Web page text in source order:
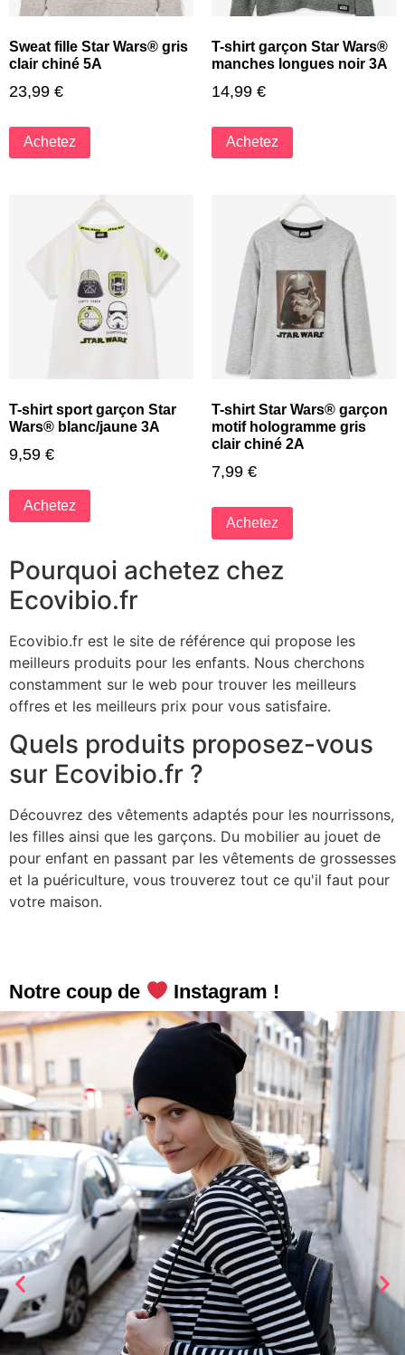
Sweat fille Star Wars® gris
clair chiné 5A
23,99 €
Achetez
T-shirt garçon Star Wars®
manches longues noir 3A
14,99 €
Achetez
T-shirt sport garçon Star
Wars® blanc/jaune 3A
9,59 €
Achetez
T-shirt Star Wars® garçon
motif hologramme gris
clair chiné 2A
7,99 €
Achetez
Pourquoi achetez chez
Ecovibio.fr
Ecovibio.fr est le site de référence qui propose les
meilleurs produits pour les enfants. Nous cherchons
constamment sur le web pour trouver les meilleurs
offres et les meilleurs prix pour vous satisfaire.
Quels produits proposez-vous
sur Ecovibio.fr ?
Découvrez des vêtements adaptés pour les nourrissons,
les filles ainsi que les garçons. Du mobilier au jouet de
pour enfant en passant par les vêtements de grossesses
et la puériculture, vous trouverez tout ce qu'il faut pour
votre maison.
Notre coup de Instagram !